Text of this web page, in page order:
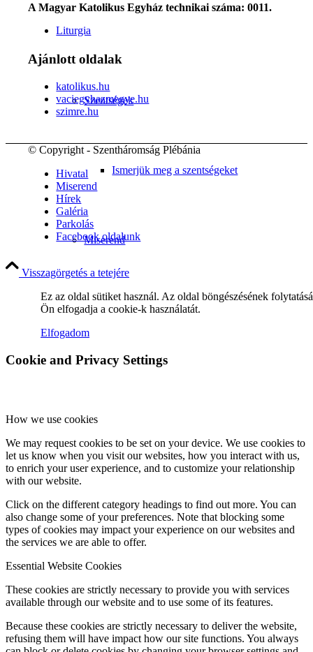
Liturgia
Szentségek
Ismerjük meg a szentségeket
Miserend
Miserend
Betegellátás
Közösségeink
Hírek
A Magyar Katolikus Egyház technikai száma: 0011.
Ajánlott oldalak
katolikus.hu
vaciegyhazmegye.hu
szimre.hu
© Copyright - Szentháromság Plébánia
Hivatal
Miserend
Hírek
Galéria
Parkolás
Facebook oldalunk
Visszagörgetés a tetejére
Ez az oldal sütiket használ. Az oldal böngészésének
Ön elfogadja a cookie-k használatát.
Elfogadom
Cookie and Privacy Settings
How we use cookies
We may request cookies to be set on your device. We use cookies to
let us know when you visit our websites, how you interact with us,
to enrich your user experience, and to customize your relationship
with our website.
Click on the different category headings to find out more. You can
also change some of your preferences. Note that blocking some
types of cookies may impact your experience on our websites and
the services we are able to offer.
Essential Website Cookies
These cookies are strictly necessary to provide you with services
available through our website and to use some of its features.
Because these cookies are strictly necessary to deliver the website,
refusing them will have impact how our site functions. You always